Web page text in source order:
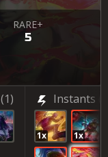
RARE+
5
(1) Instants
1x 1x